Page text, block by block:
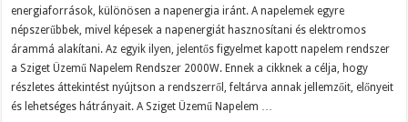
energiaforrások, különösen a napenergia iránt. A napelemek egyre
népszerűbbek, mivel képesek a napenergiát hasznosítani és elektromos
árammá alakítani. Az egyik ilyen, jelentős figyelmet kapott napelem rendszer
a Sziget Üzemű Napelem Rendszer 2000W. Ennek a cikknek a célja, hogy
részletes áttekintést nyújtson a rendszerről, feltárva annak jellemzőit, előnyeit
és lehetséges hátrányait. A Sziget Üzemű Napelem …